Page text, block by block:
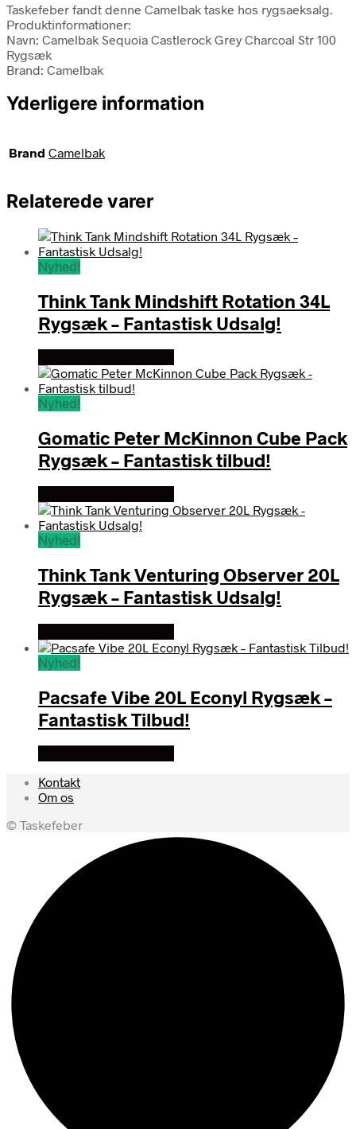
Taskefeber fandt denne Camelbak taske hos rygsaeksalg.
Produktinformationer:
Navn: Camelbak Sequoia Castlerock Grey Charcoal Str 100
Rygsæk
Brand: Camelbak
Yderligere information
Brand Camelbak
Relaterede varer
Nyhed!
Think Tank Mindshift Rotation 34L
Rygsæk – Fantastisk Udsalg!
Nyhed!
Gomatic Peter McKinnon Cube Pack
Rygsæk – Fantastisk tilbud!
Nyhed!
Think Tank Venturing Observer 20L
Rygsæk – Fantastisk Udsalg!
Nyhed!
Pacsafe Vibe 20L Econyl Rygsæk –
Fantastisk Tilbud!
Kontakt
Om os
© Taskefeber